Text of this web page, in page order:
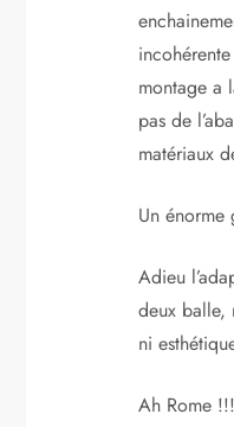
montage a
pas de
matériaux
Un
Adieu
deux balle,
ni
Ah Rome